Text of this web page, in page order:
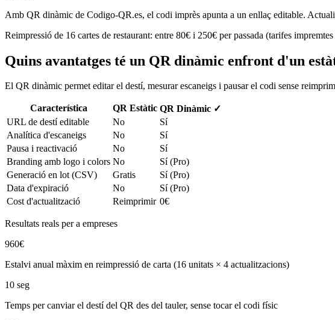
Amb QR dinàmic de Codigo-QR.es, el codi imprès apunta a un enllaç editable.
Reimpressió de 16 cartes de restaurant: entre 80€ i 250€ per passada (tarifes
Quins avantatges té un QR dinàmic enfront d'un
El QR dinàmic permet editar el destí, mesurar escaneigs i pausar el codi sense
Característica QR Estàtic QR Dinàmic ✓
URL de destí editable
No
Sí
Analítica d'escaneigs
No
Sí
Pausa i reactivació
No
Sí
Branding amb logo i colors No
Sí (Pro)
Generació en lot (CSV)
Gratis
Sí (Pro)
Data d'expiració
No
Sí (Pro)
Cost d'actualització
Reimprimir 0€
Resultats reals per a empreses
960€
Estalvi anual màxim en reimpressió de carta (16 unitats × 4 actualitzacions)
10 seg
Temps per canviar el destí del QR des del tauler, sense tocar el codi físic